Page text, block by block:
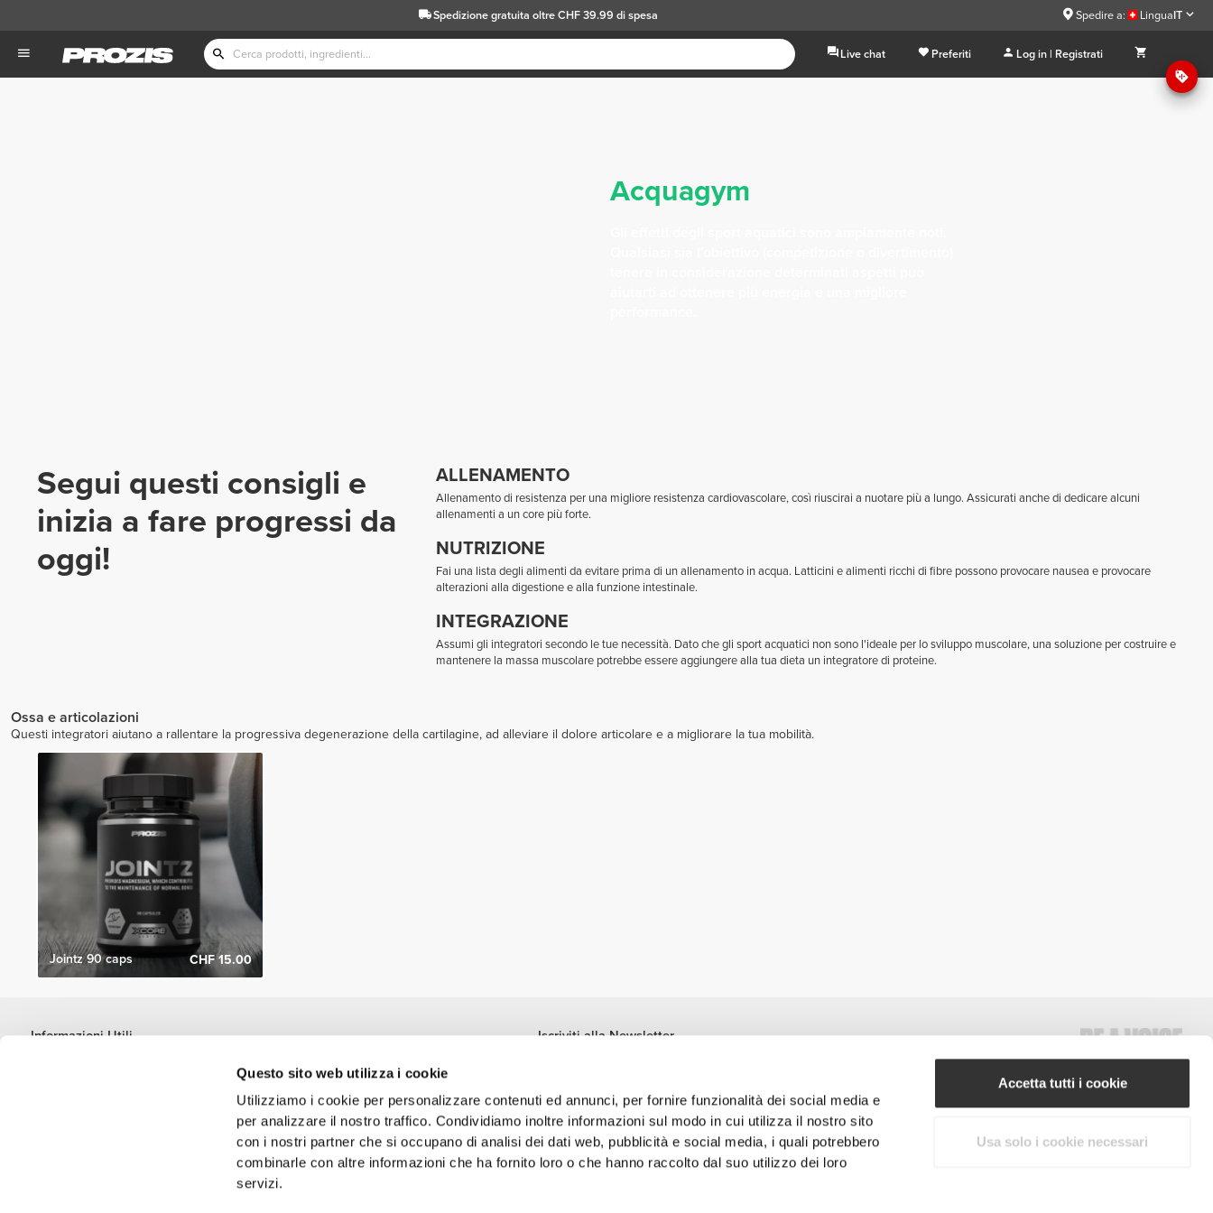
Questo sito web utilizza i cookie
Utilizziamo i cookie per personalizzare contenuti ed annunci, per fornire funzionalità dei social media e
per analizzare il nostro traffico. Condividiamo inoltre informazioni sul modo in cui utilizza il nostro sito
con i nostri partner che si occupano di analisi dei dati web, pubblicità e social media, i quali potrebbero
combinarle con altre informazioni che ha fornito loro o che hanno raccolto dal suo utilizzo dei loro
servizi.
Accetta tutti i cookie
Usa solo i cookie necessari
Spedizione gratuita oltre CHF 39.99 di spesa Spedire a: LinguaIT
Live chat Preferiti Log in | Registrati
Acquagym
Segui questi consigli e
inizia a fare progressi da
oggi!
ALLENAMENTO
Allenamento di resistenza per una migliore resistenza cardiovascolare, così riuscirai a nuotare più a lungo. Assicurati anche di dedicare alcuni
allenamenti a un core più forte.
NUTRIZIONE
Fai una lista degli alimenti da evitare prima di un allenamento in acqua. Latticini e alimenti ricchi di fibre possono provocare nausea e provocare
alterazioni alla digestione e alla funzione intestinale.
INTEGRAZIONE
Assumi gli integratori secondo le tue necessità. Dato che gli sport acquatici non sono l'ideale per lo sviluppo muscolare, una soluzione per costruire e
mantenere la massa muscolare potrebbe essere aggiungere alla tua dieta un integratore di proteine.
Ossa e articolazioni
Questi integratori aiutano a rallentare la progressiva degenerazione della cartilagine, ad alleviare il dolore articolare e a migliorare la tua mobilità.
Jointz 90 caps CHF 15.00
Informazioni Utili
Iscriviti alla Newsletter
#ExceedYourself